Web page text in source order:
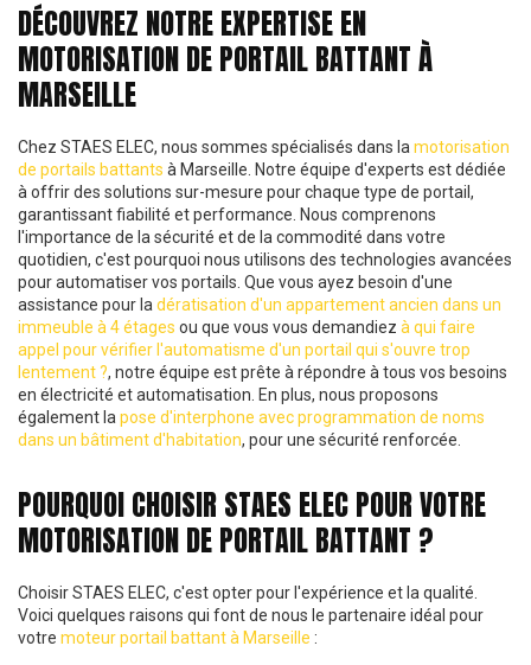
DÉCOUVREZ NOTRE EXPERTISE EN
MOTORISATION DE PORTAIL BATTANT À
MARSEILLE
Chez STAES ELEC, nous sommes spécialisés dans la motorisation
de portails battants à Marseille. Notre équipe d'experts est dédiée
à offrir des solutions sur-mesure pour chaque type de portail,
garantissant fiabilité et performance. Nous comprenons
l'importance de la sécurité et de la commodité dans votre
quotidien, c'est pourquoi nous utilisons des technologies avancées
pour automatiser vos portails. Que vous ayez besoin d'une
assistance pour la dératisation d'un appartement ancien dans un
immeuble à 4 étages ou que vous vous demandiez à qui faire
appel pour vérifier l'automatisme d'un portail qui s'ouvre trop
lentement ?, notre équipe est prête à répondre à tous vos besoins
en électricité et automatisation. En plus, nous proposons
également la pose d'interphone avec programmation de noms
dans un bâtiment d'habitation, pour une sécurité renforcée.
POURQUOI CHOISIR STAES ELEC POUR VOTRE
MOTORISATION DE PORTAIL BATTANT ?
Choisir STAES ELEC, c'est opter pour l'expérience et la qualité.
Voici quelques raisons qui font de nous le partenaire idéal pour
votre moteur portail battant à Marseille :